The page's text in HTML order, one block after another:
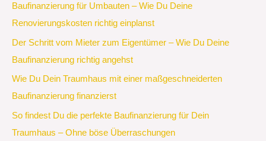
Baufinanzierung für Umbauten – Wie Du Deine
Renovierungskosten richtig einplanst
Der Schritt vom Mieter zum Eigentümer – Wie Du Deine
Baufinanzierung richtig angehst
Wie Du Dein Traumhaus mit einer maßgeschneiderten
Baufinanzierung finanzierst
So findest Du die perfekte Baufinanzierung für Dein
Traumhaus – Ohne böse Überraschungen